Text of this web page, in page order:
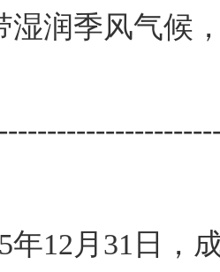
润季风气候，
12月31日，成